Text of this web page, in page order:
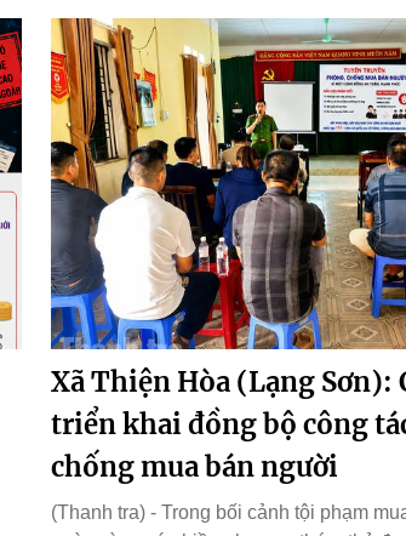
Xã Thiện Hòa (Lạng Sơn):
triển khai đồng bộ công
chống mua bán người
(Thanh tra) - Trong bối cảnh tội phạm